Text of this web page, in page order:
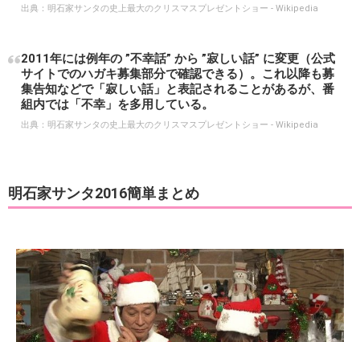
出典： 明石家サンタの史上最大のクリスマスプレゼントショー - Wikipedia
2011年には例年の ”不幸話” から ”寂しい話” に変更（公式
サイトでのハガキ募集部分で確認できる）。これ以降も募
集告知などで「寂しい話」と表記されることがあるが、番
組内では「不幸」を多用している。
出典： 明石家サンタの史上最大のクリスマスプレゼントショー - Wikipedia
明石家サンタ2016簡単まとめ